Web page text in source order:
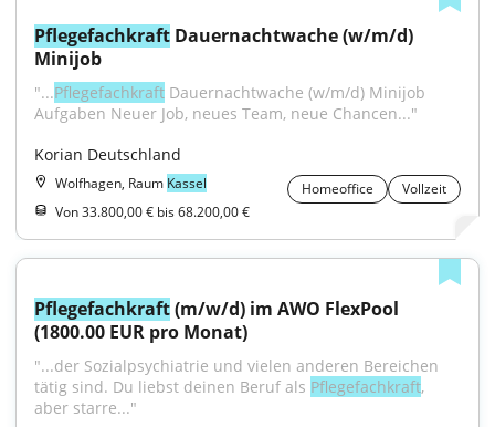
Pflegefachkraft Dauernachtwache (w/m/d)
Minijob
"...Pflegefachkraft Dauernachtwache (w/m/d) Minijob
Aufgaben Neuer Job, neues Team, neue Chancen..."
Korian Deutschland
Wolfhagen, Raum Kassel Homeoffice
Vollzeit
Von 33.800,00 € bis 68.200,00 €
Pflegefachkraft (m/w/d) im AWO FlexPool
(1800.00 EUR pro Monat)
"...der Sozialpsychiatrie und vielen anderen Bereichen
tätig sind. Du liebst deinen Beruf als Pflegefachkraft,
aber starre..."